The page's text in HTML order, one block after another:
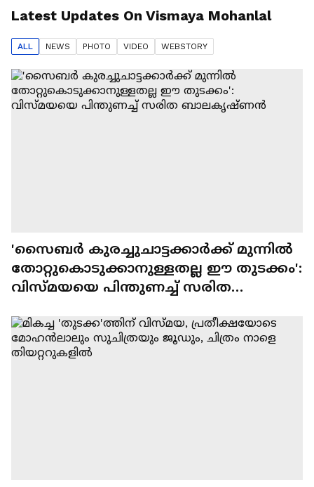
Latest Updates On Vismaya Mohanlal
ALL NEWS PHOTO VIDEO WEBSTORY
'സൈബർ കുരച്ചുചാട്ടക്കാർക്ക് മുന്നിൽ
തോറ്റുകൊടുക്കാനുള്ളതല്ല ഈ തുടക്കം':
വിസ്മയയെ പിന്തുണച്ച് സരിത